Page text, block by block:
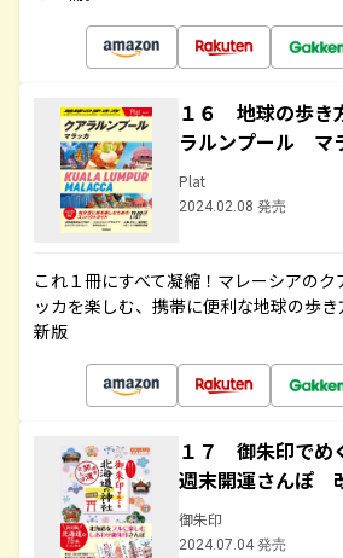
１６ 地球の歩
ラルンプール マ
Plat
2024.02.08 発売
これ１冊にすべて凝縮！マレーシアの
ッカを楽しむ、携帯に便利な地球の歩
新版
１７ 御朱印でめ
週末開運さんぽ
御朱印
2024.07.04 発売